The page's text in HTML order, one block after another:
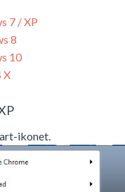
7 / XP
8
10
X
ikonet.